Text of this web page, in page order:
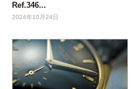
Ref.346...
2024年10月24日